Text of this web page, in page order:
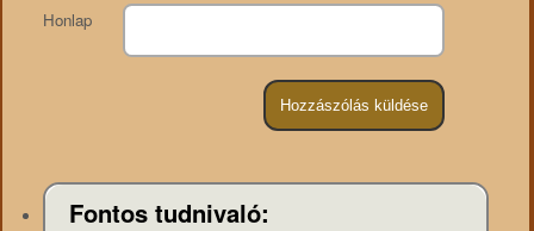
Honlap
Fontos tudnivaló: